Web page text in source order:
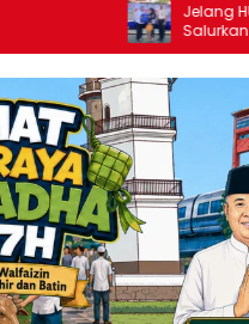
Jelang HUT RI Ke-81, Lapas
Salurkan 45 Paket Sembako,
Ratusan Napi dan 12 Bebas